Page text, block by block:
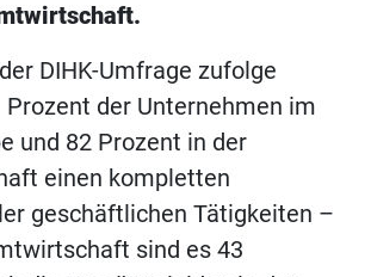
DIHK-Umfrage zufolge
Prozent der Unternehmen im
und 82 Prozent in der
einen kompletten
geschäftlichen Tätigkeiten –
sind es 43